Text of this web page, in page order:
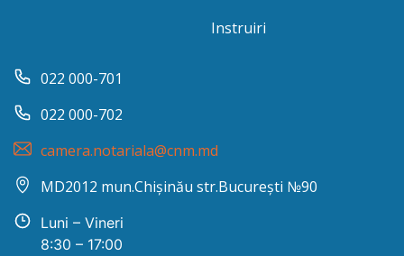
Instruiri
022 000-701
022 000-702
camera.notariala@cnm.md
MD2012 mun.Chișinău str.București №90
Luni – Vineri
8:30 – 17:00